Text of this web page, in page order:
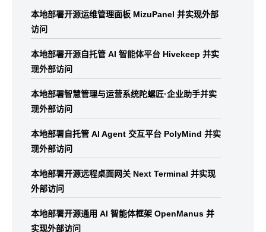
本地部署开源运维管理面板 MizuPanel 并实现外部
访问
本地部署开源自托管 AI 智能体平台 Hivekeep 并实
现外部访问
本地部署智慧管理与运营系统陀螺匠·企业助手并实
现外部访问
本地部署自托管 AI Agent 交互平台 PolyMind 并实
现外部访问
本地部署开源远程桌面网关 Next Terminal 并实现
外部访问
本地部署开源通用 AI 智能体框架 OpenManus 并
实现外部访问